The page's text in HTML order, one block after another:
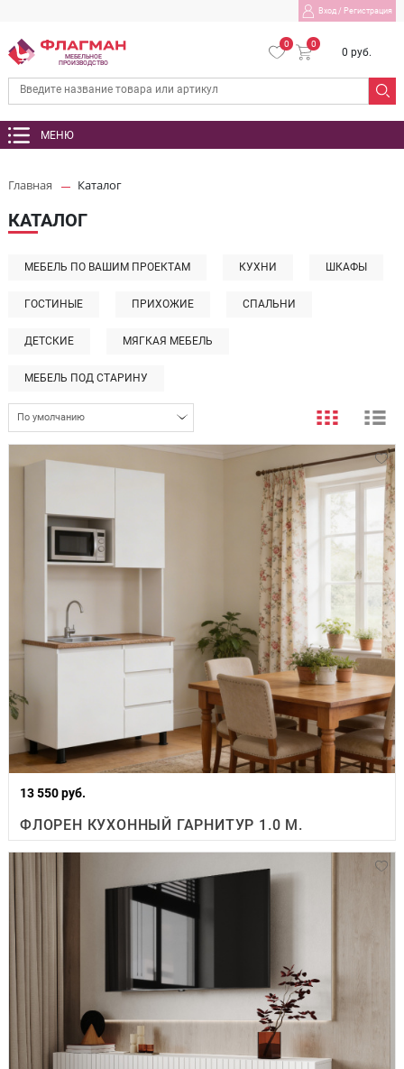
Вход/ Регистрация
МЕБЕЛЬНОЕ
ПРОИЗВОДСТВО
0 0
0 руб.
МЕНЮ
Главная Каталог
КАТАЛОГ
МЕБЕЛЬ ПО ВАШИМ ПРОЕКТАМ КУХНИ ШКАФЫ
ГОСТИНЫЕ ПРИХОЖИЕ СПАЛЬНИ
ДЕТСКИЕ МЯГКАЯ МЕБЕЛЬ
МЕБЕЛЬ ПОД СТАРИНУ
По умолчанию
13 550 руб.
ФЛОРЕН КУХОННЫЙ ГАРНИТУР 1.0 М.